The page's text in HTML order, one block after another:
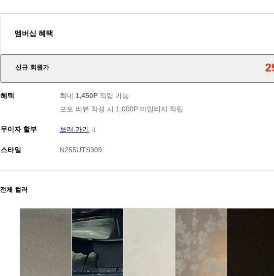
멤버십 혜택
신규 회원가
판매가
신규 가입 쿠폰 1만원(3만원 이상 구매시)
혜택 최대 1,450P 적립 가능
포토 리뷰 작성 시 1,000P 마일리지 적립
무이자 할부 보러 가기
스타일 N265UTS909
전체 컬러